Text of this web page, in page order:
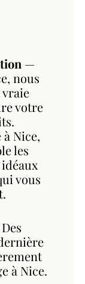
—
nous
vraie
votre
Nice,
les
vous
à Nice.